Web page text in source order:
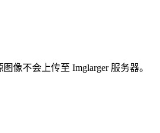
像不会上传至 Imglarger 服务器。